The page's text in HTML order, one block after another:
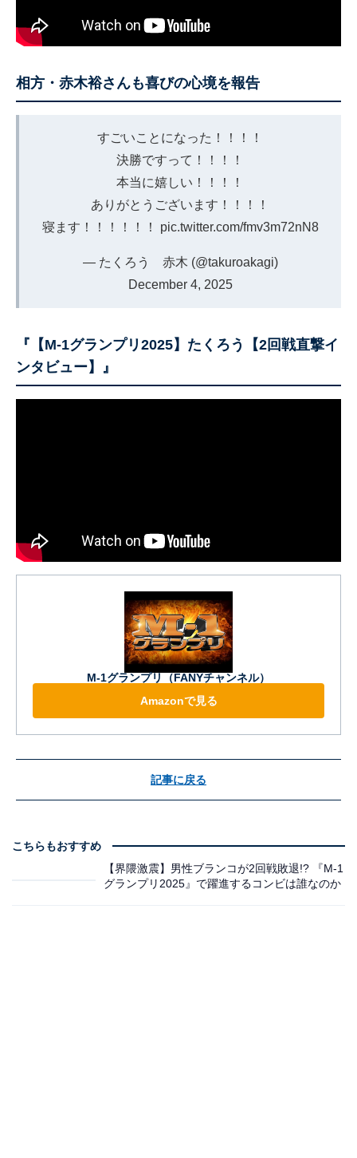
相方・赤木裕さんも喜びの心境を報告
すごいことになった！！！！
決勝ですって！！！！
本当に嬉しい！！！！
ありがとうございます！！！！
寝ます！！！！！！ pic.twitter.com/fmv3m72nN8
— たくろう 赤木 (@takuroakagi)
December 4, 2025
『【M-1グランプリ2025】たくろう【2回戦直撃イ
ンタビュー】』
M-1グランプリ（FANYチャンネル）
Amazonで見る
記事に戻る
こちらもおすすめ
【界隈激震】男性ブランコが2回戦敗退!? 『M-1
グランプリ2025』で躍進するコンビは誰なのか